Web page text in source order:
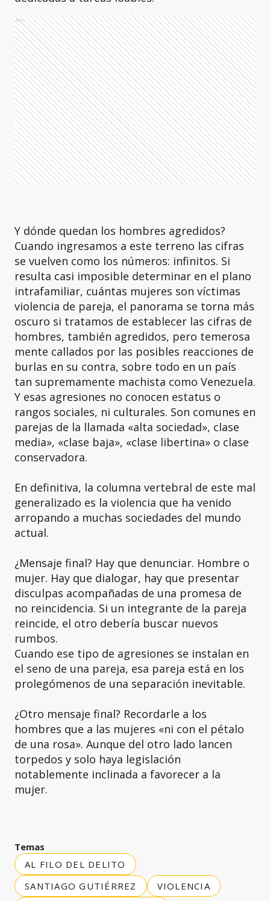
Ads
Y dónde quedan los hombres agredidos?
Cuando ingresamos a este terreno las cifras
se vuelven como los números: infinitos. Si
resulta casi imposible determinar en el plano
intrafamiliar, cuántas mujeres son víctimas
violencia de pareja, el panorama se torna más
oscuro si tratamos de establecer las cifras de
hombres, también agredidos, pero temerosa
mente callados por las posibles reacciones de
burlas en su contra, sobre todo en un país
tan supremamente machista como Venezuela.
Y esas agresiones no conocen estatus o
rangos sociales, ni culturales. Son comunes en
parejas de la llamada «alta sociedad», clase
media», «clase baja», «clase libertina» o clase
conservadora.
En definitiva, la columna vertebral de este mal
generalizado es la violencia que ha venido
arropando a muchas sociedades del mundo
actual.
¿Mensaje final? Hay que denunciar. Hombre o
mujer. Hay que dialogar, hay que presentar
disculpas acompañadas de una promesa de
no reincidencia. Si un integrante de la pareja
reincide, el otro debería buscar nuevos
rumbos.
Cuando ese tipo de agresiones se instalan en
el seno de una pareja, esa pareja está en los
prolegómenos de una separación inevitable.
¿Otro mensaje final? Recordarle a los
hombres que a las mujeres «ni con el pétalo
de una rosa». Aunque del otro lado lancen
torpedos y solo haya legislación
notablemente inclinada a favorecer a la
mujer.
Temas
AL FILO DEL DELITO
SANTIAGO GUTIÉRREZ
VIOLENCIA